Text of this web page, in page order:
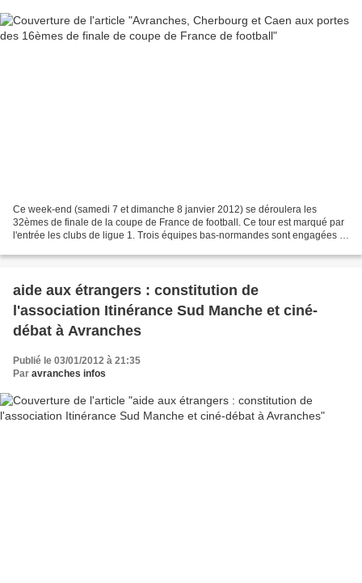
Ce week-end (samedi 7 et dimanche 8 janvier 2012) se déroulera les
32èmes de finale de la coupe de France de football. Ce tour est marqué par
l'entrée les clubs de ligue 1. Trois équipes bas-normandes sont engagées :
aide aux étrangers : constitution de
l'association Itinérance Sud Manche et ciné-
débat à Avranches
Publié le 03/01/2012 à 21:35
Par avranches infos